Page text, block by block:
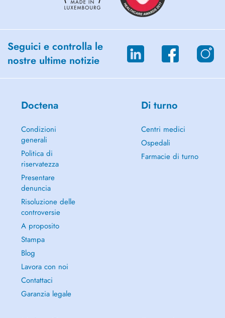
Seguici e controlla le
nostre ultime notizie
Doctena
Condizioni
generali
Politica di
riservatezza
Presentare
denuncia
Risoluzione delle
controversie
A proposito
Stampa
Blog
Lavora con noi
Contattaci
Garanzia legale
Di turno
Centri medici
Ospedali
Farmacie di turno